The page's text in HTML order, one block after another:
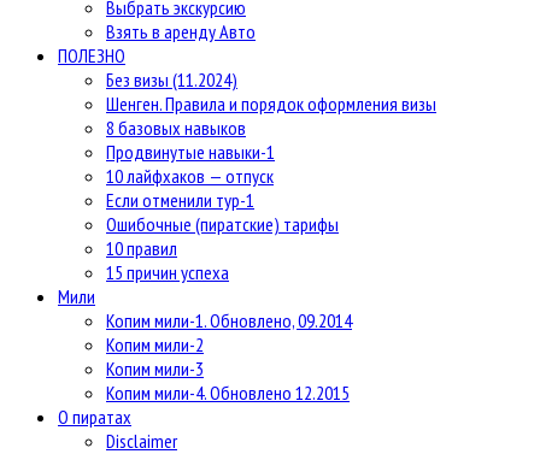
Выбрать экскурсию
Взять в аренду Авто
ПОЛЕЗНО
Без визы (11.2024)
Шенген. Правила и порядок оформления визы
8 базовых навыков
Продвинутые навыки-1
10 лайфхаков — отпуск
Если отменили тур-1
Ошибочные (пиратские) тарифы
10 правил
15 причин успеха
Мили
Копим мили-1. Обновлено, 09.2014
Копим мили-2
Копим мили-3
Копим мили-4. Обновлено 12.2015
О пиратах
Disclaimer